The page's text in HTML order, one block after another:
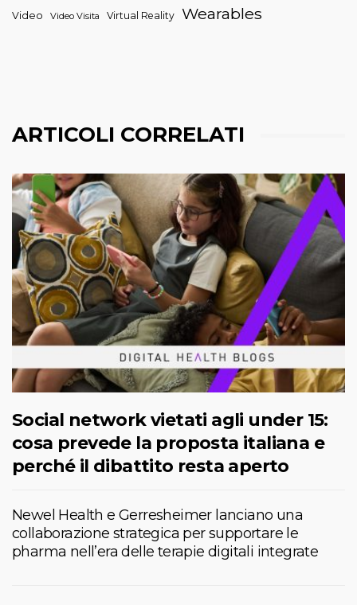
Video Video Visita Virtual Reality Wearables
ARTICOLI CORRELATI
Social network vietati agli under 15:
cosa prevede la proposta italiana e
perché il dibattito resta aperto
Newel Health e Gerresheimer lanciano una
collaborazione strategica per supportare le
pharma nell’era delle terapie digitali integrate